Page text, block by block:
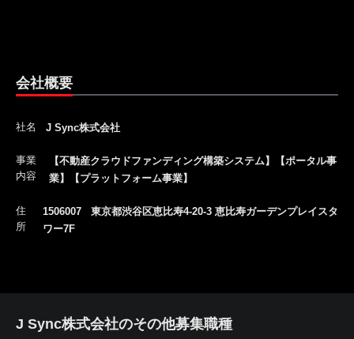
会社概要
社名 J Sync株式会社
事業
内容
【不動産クラウドファンディング構築システム】【ポータル事
業】【プラットフォーム事業】
住
所
1506007 東京都渋谷区恵比寿4-20-3 恵比寿ガーデンプレイスタ
ワー7F
J Sync株式会社のその他募集職種